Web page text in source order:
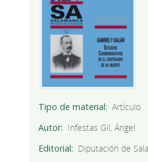
Tipo de material
Artículo
Autor
Infestas Gil, Ángel
Editorial
Diputación de